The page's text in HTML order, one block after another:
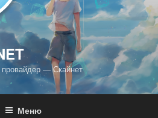
провайдер — Скайнет
Меню